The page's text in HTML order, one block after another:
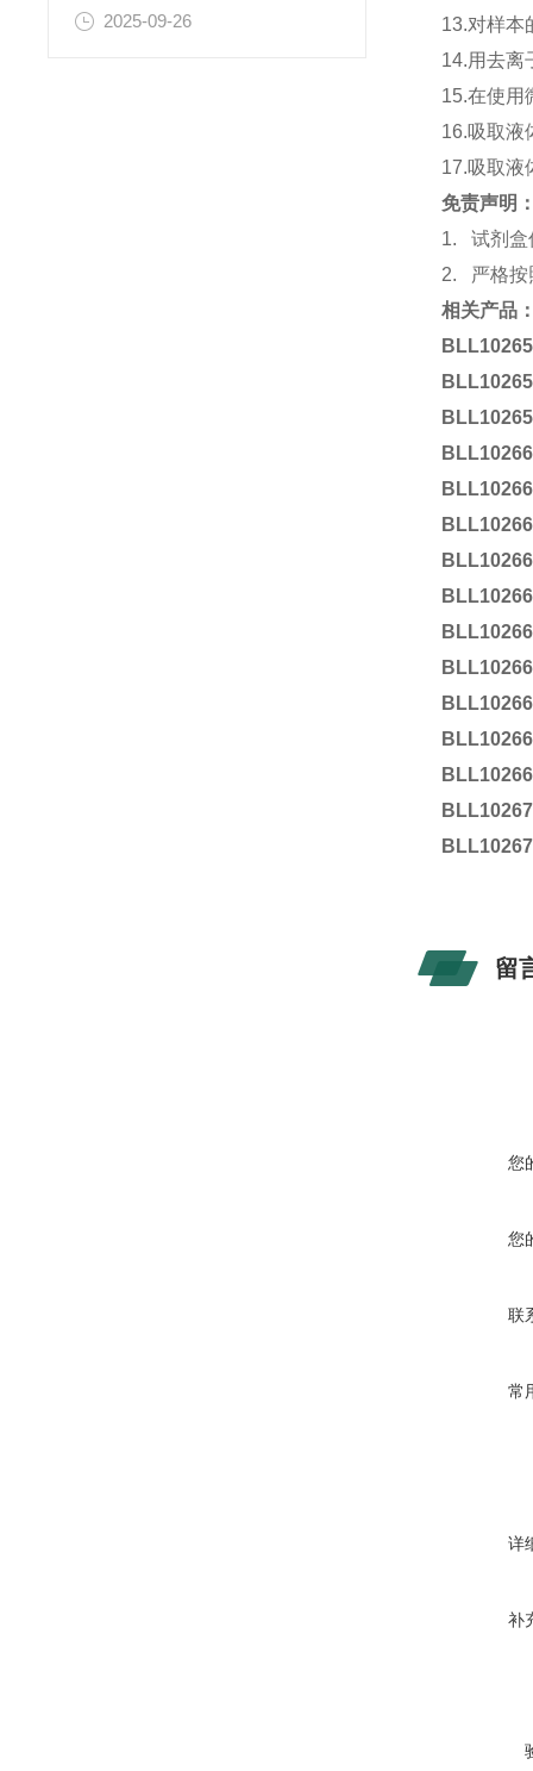
2025-09-26
13.对样本
14.用去离
15.在使用
16.吸取液
17.吸取液
免责声明
1. 试剂盒
2. 严格按
相关产品
留
您
您
联
常
详
补